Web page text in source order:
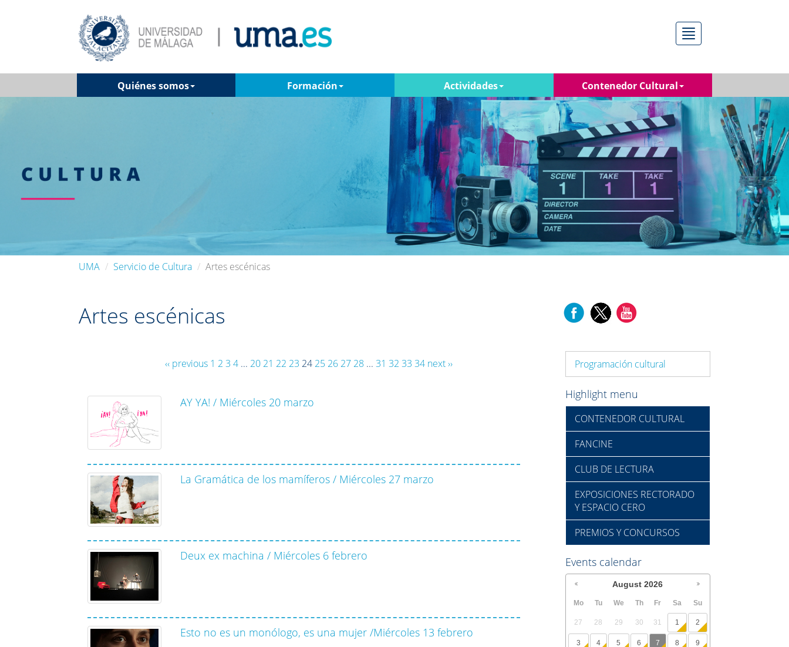
Menú
Quiénes somos Formación Actividades Contenedor Cultural
UMA Servicio de Cultura Artes escénicas
Artes escénicas
‹‹ previous 1 2 3 4... 20 21 22 23 24 25 26 27 28... 31 32 33 34 next ››
AY YA! / Miércoles 20 marzo
La Gramática de los mamíferos / Miércoles 27 marzo
Deux ex machina / Miércoles 6 febrero
Esto no es un monólogo, es una mujer /Miércoles 13 febrero
Programación cultural
Highlight menu
CONTENEDOR CULTURAL
FANCINE
CLUB DE LECTURA
EXPOSICIONES RECTORADO
Y ESPACIO CERO
PREMIOS Y CONCURSOS
Events calendar
August 2026
Mo Tu We Th Fr Sa Su
27 28 29 30 31 1 2
3 4 5 6 7 8 9